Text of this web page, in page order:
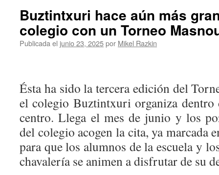
Buztintxuri hace aún más
colegio con un Torneo
Publicada el junio 23, 2025por Mikel Razkin
Ésta ha sido la tercera edición del
el colegio Buztintxuri organiza dentro
centro. Llega el mes de junio y los
del colegio acogen la cita, ya marcada
para que los alumnos de la escuela y
chavalería se animen a disfrutar de su